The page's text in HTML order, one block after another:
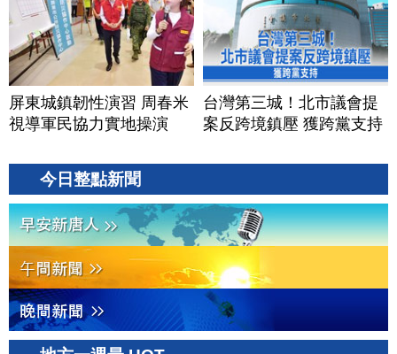
屏東城鎮韌性演習 周春米
視導軍民協力實地操演
台灣第三城！北市議會提
案反跨境鎮壓 獲跨黨支持
今日整點新聞